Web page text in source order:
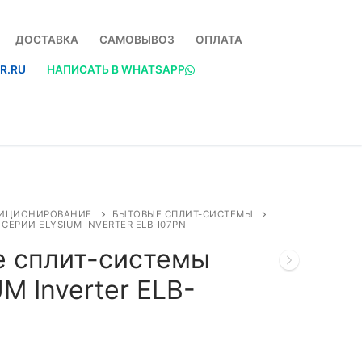
ДОСТАВКА САМОВЫВОЗ ОПЛАТА
НАПИСАТЬ В WHATSAPP
БЫТОВЫЕ СПЛИТ-СИСТЕМЫ
ELYSIUM INVERTER ELB-I07PN
сплит-системы
Inverter ELB-